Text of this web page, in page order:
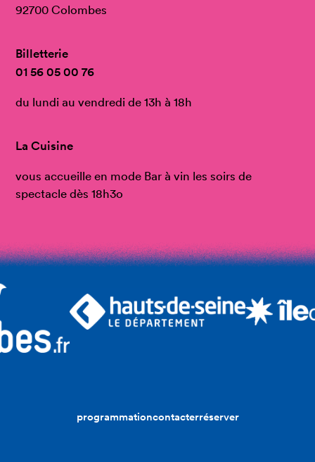
92700 Colombes
Billetterie
01 56 05 00 76
du lundi au vendredi de 13h à 18h
La Cuisine
vous accueille en mode Bar à vin les soirs de
spectacle dès 18h3o
programmationcontacterréserver